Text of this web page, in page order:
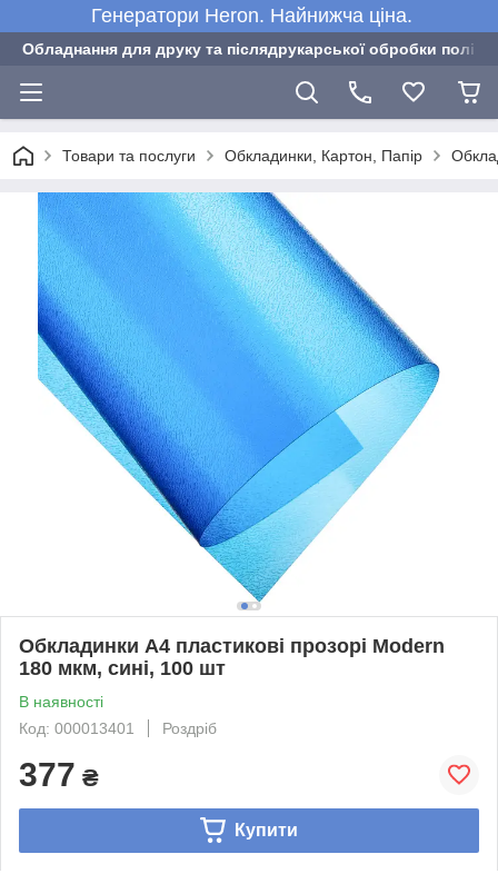
Генератори Heron. Найнижча ціна.
Обладнання для друку та післядрукарської обробки
Товари та послуги Обкладинки, Картон, Папір
Обкладинки А4 пластикові прозорі Modern
180 мкм, сині, 100 шт
В наявності
Код: 000013401
Роздріб
377 ₴
Купити